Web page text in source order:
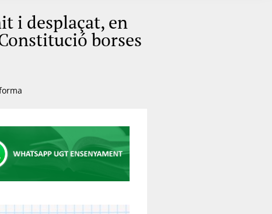
i desplaçat, en
borses